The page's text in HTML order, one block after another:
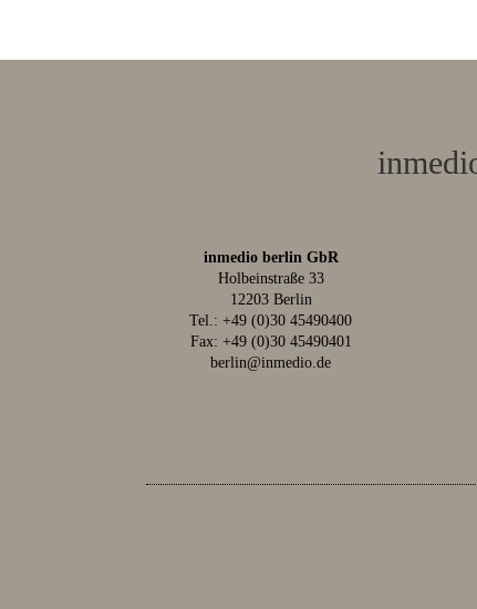
inmedio berlin GbR
Holbeinstraße 33
12203 Berlin
Tel.:+49 (0)30 45490400
Fax: +49 (0)30 45490401
berlin@inmedio.de